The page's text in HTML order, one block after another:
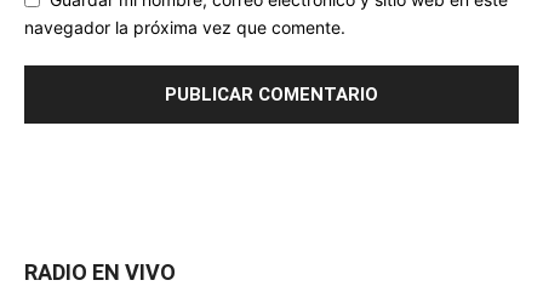
navegador la próxima vez que comente.
RADIO EN VIVO